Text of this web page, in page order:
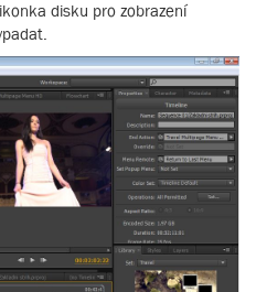
disku pro zobrazení